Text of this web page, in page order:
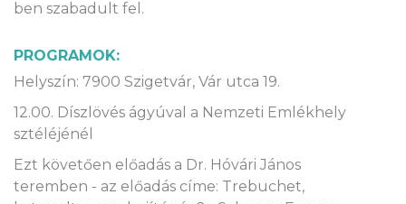
ben szabadult fel.
PROGRAMOK:
Helyszín: 7900 Szigetvár, Vár utca 19.
12.00. Díszlövés ágyúval a Nemzeti Emlékhely
sztéléjénél
Ezt követően előadás a Dr. Hóvári János
teremben - az előadás címe: Trebuchet,